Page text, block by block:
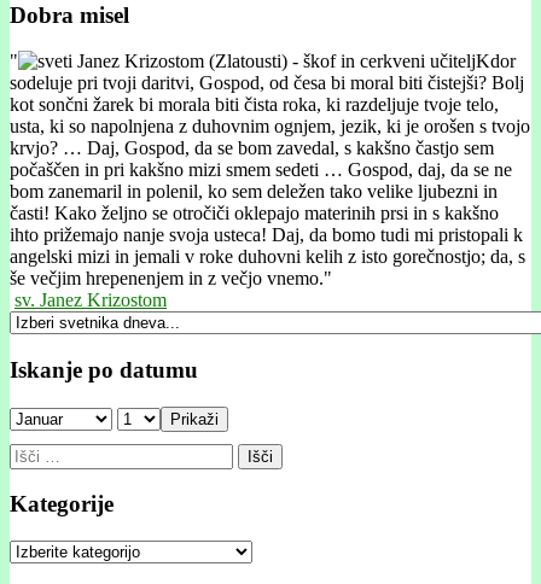
Dobra misel
"
Kdor
sodeluje pri tvoji daritvi, Gospod, od česa bi moral biti čistejši? Bolj
kot sončni žarek bi morala biti čista roka, ki razdeljuje tvoje telo,
usta, ki so napolnjena z duhovnim ognjem, jezik, ki je orošen s tvojo
krvjo? … Daj, Gospod, da se bom zavedal, s kakšno častjo sem
počaščen in pri kakšno mizi smem sedeti … Gospod, daj, da se ne
bom zanemaril in polenil, ko sem deležen tako velike ljubezni in
časti! Kako željno se otročiči oklepajo materinih prsi in s kakšno
ihto prižemajo nanje svoja usteca! Daj, da bomo tudi mi pristopali k
angelski mizi in jemali v roke duhovni kelih z isto gorečnostjo; da, s
še večjim hrepenenjem in z večjo vnemo."
sv. Janez Krizostom
Iskanje po datumu
Prikaži
Išči:
Kategorije
Kategorije